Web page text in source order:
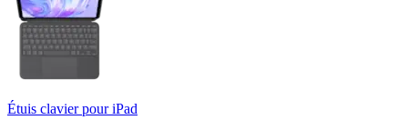
Étuis clavier pour iPad